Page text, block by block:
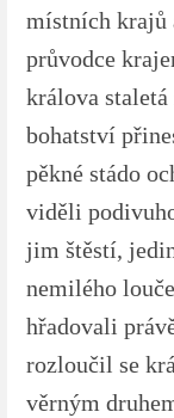
místních krajů
průvodce
králova staletá
bohatství
pěkné stádo
viděli
jim štěstí,
nemilého
hřadovali
rozloučil se
věrným